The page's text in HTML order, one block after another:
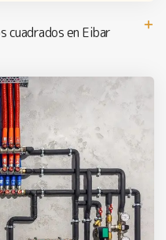
en Eibar